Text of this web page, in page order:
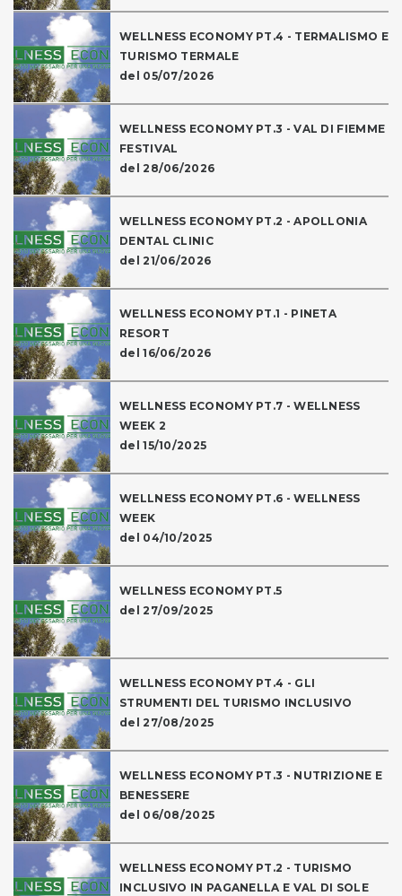
WELLNESS ECONOMY PT.4 - TERMALISMO E
TURISMO TERMALE
del 05/07/2026
WELLNESS ECONOMY PT.3 - VAL DI FIEMME
FESTIVAL
del 28/06/2026
WELLNESS ECONOMY PT.2 - APOLLONIA
DENTAL CLINIC
del 21/06/2026
WELLNESS ECONOMY PT.1 - PINETA
RESORT
del 16/06/2026
WELLNESS ECONOMY PT.7 - WELLNESS
WEEK 2
del 15/10/2025
WELLNESS ECONOMY PT.6 - WELLNESS
WEEK
del 04/10/2025
WELLNESS ECONOMY PT.5
del 27/09/2025
WELLNESS ECONOMY PT.4 - GLI
STRUMENTI DEL TURISMO INCLUSIVO
del 27/08/2025
WELLNESS ECONOMY PT.3 - NUTRIZIONE E
BENESSERE
del 06/08/2025
WELLNESS ECONOMY PT.2 - TURISMO
INCLUSIVO IN PAGANELLA E VAL DI SOLE